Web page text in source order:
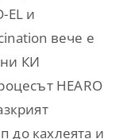
EL и
вече е
КИ
HEARO
до кахлеята и